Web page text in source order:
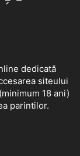
dedicată
siteului
18 ani)
parintilor.